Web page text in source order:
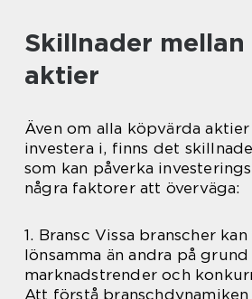
Skillnader
aktier
Även om alla köpvärda
investera i, finns det
som kan påverka
några faktorer att överväga:
1. Bransc Vissa branscher
lönsamma än andra på
marknadstrender och
Att förstå branschdynamiken